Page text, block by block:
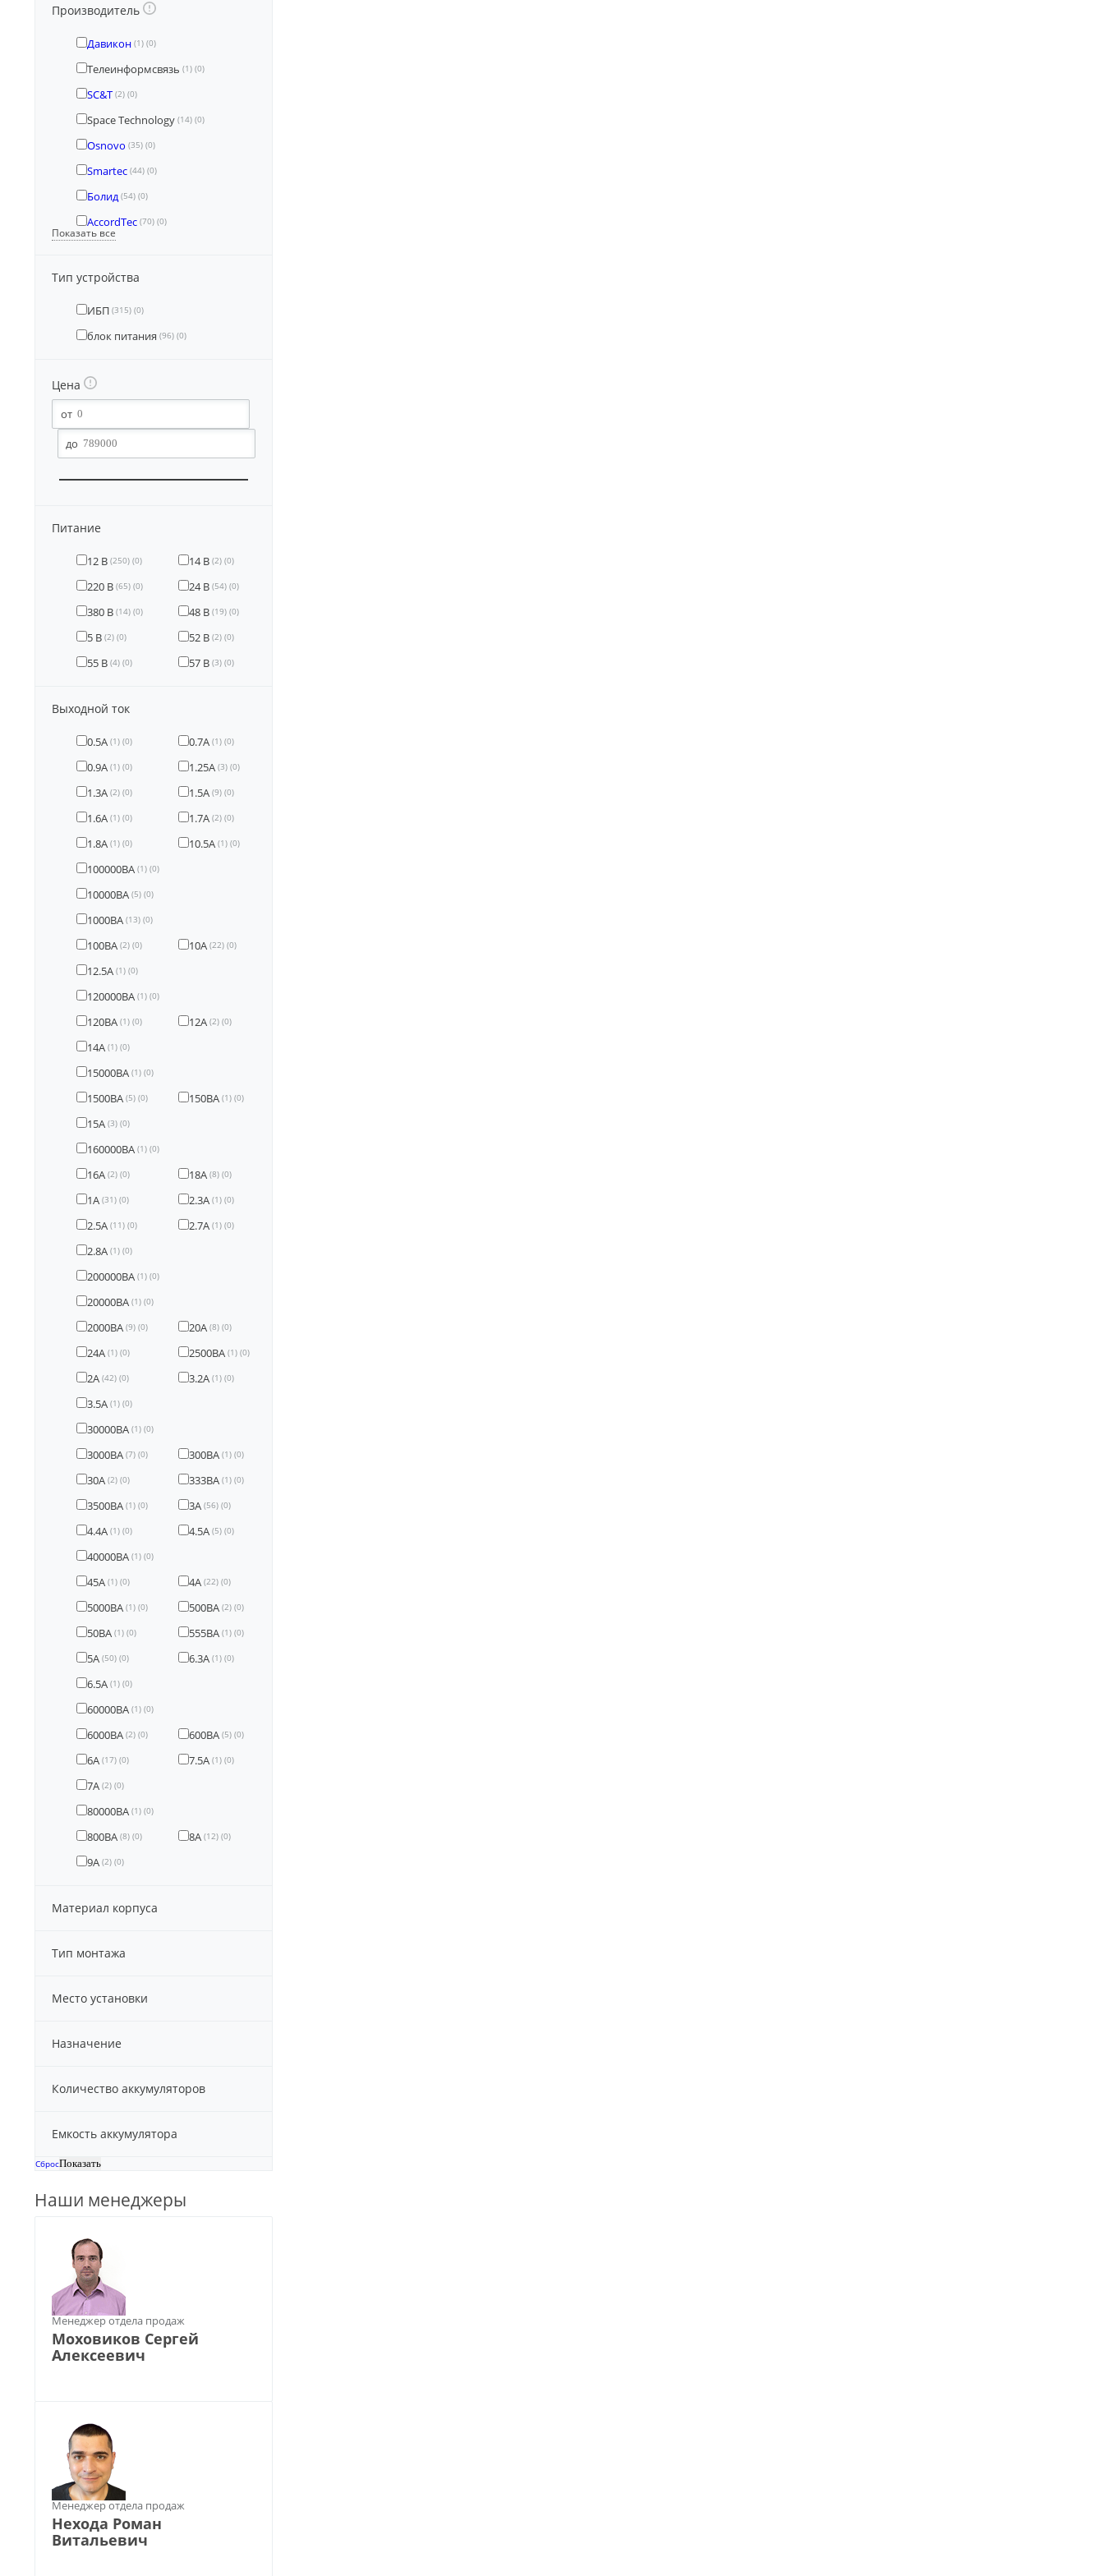
Производитель
Давикон (1) (0)
Телеинформсвязь (1) (0)
SC&T (2) (0)
Space Technology (14) (0)
Osnovo (35) (0)
Smartec (44) (0)
Болид (54) (0)
AccordTec (70) (0)
Показать все
Тип устройства
ИБП (315) (0)
блок питания (96) (0)
Цена
Питание
12 В (250) (0) 14 В (2) (0)
220 В (65) (0) 24 В (54) (0)
380 В (14) (0) 48 В (19) (0)
5 В (2) (0) 52 В (2) (0)
55 В (4) (0) 57 В (3) (0)
Выходной ток
0.5А (1) (0) 0.7А (1) (0)
0.9А (1) (0) 1.25А (3) (0)
1.3А (2) (0) 1.5А (9) (0)
1.6А (1) (0) 1.7А (2) (0)
1.8А (1) (0) 10.5А (1) (0)
100000ВА (1) (0)
10000ВА (5) (0)
1000ВА (13) (0)
100ВА (2) (0) 10А (22) (0)
12.5А (1) (0)
120000ВА (1) (0)
120ВА (1) (0) 12А (2) (0)
14А (1) (0)
15000ВА (1) (0)
1500ВА (5) (0) 150ВА (1) (0)
15А (3) (0)
160000ВА (1) (0)
16А (2) (0) 18А (8) (0)
1А (31) (0) 2.3А (1) (0)
2.5А (11) (0) 2.7А (1) (0)
2.8А (1) (0)
200000ВА (1) (0)
20000ВА (1) (0)
2000ВА (9) (0) 20А (8) (0)
24А (1) (0) 2500ВА (1) (0)
2А (42) (0) 3.2А (1) (0)
3.5А (1) (0)
30000ВА (1) (0)
3000ВА (7) (0) 300ВА (1) (0)
30А (2) (0) 333ВА (1) (0)
3500ВА (1) (0) 3А (56) (0)
4.4А (1) (0) 4.5А (5) (0)
40000ВА (1) (0)
45А (1) (0) 4А (22) (0)
5000ВА (1) (0) 500ВА (2) (0)
50ВА (1) (0) 555ВА (1) (0)
5А (50) (0) 6.3А (1) (0)
6.5А (1) (0)
60000ВА (1) (0)
6000ВА (2) (0) 600ВА (5) (0)
6А (17) (0) 7.5А (1) (0)
7А (2) (0)
80000ВА (1) (0)
800ВА (8) (0) 8А (12) (0)
9А (2) (0)
Материал корпуса
Тип монтажа
Место установки
Назначение
Количество аккумуляторов
Емкость аккумулятора
Сброс
Наши менеджеры
Менеджер отдела продаж
Моховиков Сергей
Алексеевич
Менеджер отдела продаж
Нехода Роман
Витальевич